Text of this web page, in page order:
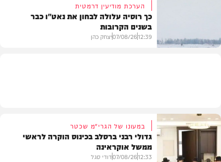
הערכת מודיעין דרמטית
כך רוסיה עלולה לבחון את נאט"ו כבר
בשנים הקרובות
12:39
07/08/26יצחק כהן
במעונו של הגרי"מ שכטר
גדולי רבני ברסלב בכינוס הוקרה לראשי
ממשל אוקראינה
12:33
07/08/26דודי סגל